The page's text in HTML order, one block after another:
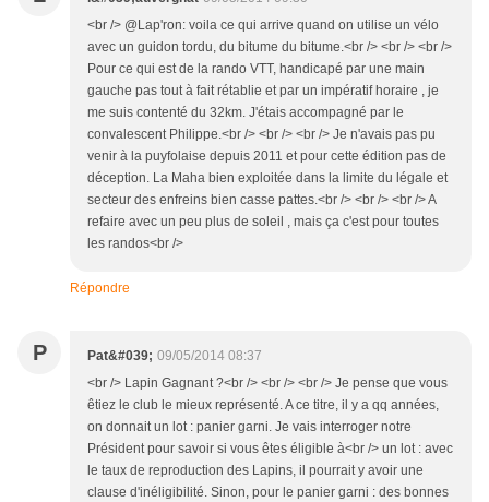
<br /> @Lap'ron: voila ce qui arrive quand on utilise un vélo
avec un guidon tordu, du bitume du bitume.<br /> <br /> <br />
Pour ce qui est de la rando VTT, handicapé par une main
gauche pas tout à fait rétablie et par un impératif horaire , je
me suis contenté du 32km. J'étais accompagné par le
convalescent Philippe.<br /> <br /> <br /> Je n'avais pas pu
venir à la puyfolaise depuis 2011 et pour cette édition pas de
déception. La Maha bien exploitée dans la limite du légale et
secteur des enfreins bien casse pattes.<br /> <br /> <br /> A
refaire avec un peu plus de soleil , mais ça c'est pour toutes
les randos<br />
Répondre
P Pat&#039; 09/05/2014 08:37
<br /> Lapin Gagnant ?<br /> <br /> <br /> Je pense que vous
êtiez le club le mieux représenté. A ce titre, il y a qq années,
on donnait un lot : panier garni. Je vais interroger notre
Président pour savoir si vous êtes éligible à<br /> un lot : avec
le taux de reproduction des Lapins, il pourrait y avoir une
clause d'inéligibilité. Sinon, pour le panier garni : des bonnes